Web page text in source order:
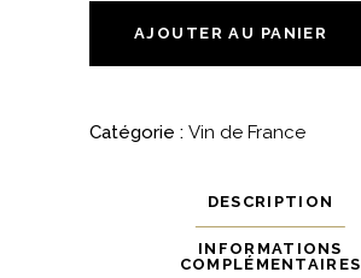
AJOUTER AU PANIER
Catégorie : Vin de France
DESCRIPTION
INFORMATIONS
COMPLÉMENTAIRES